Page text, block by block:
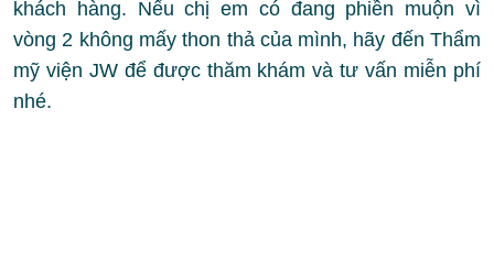
khách hàng. Nếu chị em có đang phiền muộn vì
vòng 2 không mấy thon thả của mình, hãy đến Thẩm
mỹ viện JW để được thăm khám và tư vấn miễn phí
nhé.